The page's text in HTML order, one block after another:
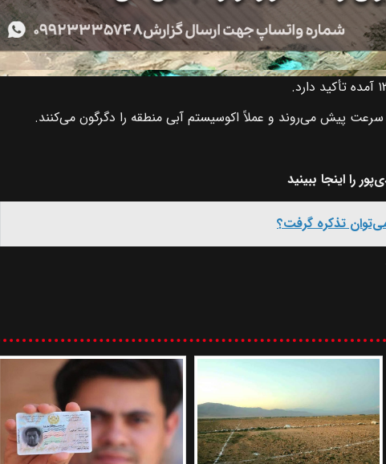
پیش می‌روند و عملاً اکوسیستم آبی منطقه را دگرگون می‌کنند.
را اینجا ببینید
تذکره گرفت؟